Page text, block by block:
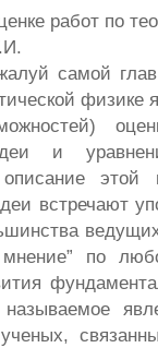
работ по
самой
физике
и
описание
встречают
мнение” по